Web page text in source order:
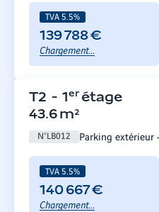
TVA 5.5%
139 788 €
Chargement...
T2 - 1er étage
43.6 m²
N°LB012 Parking extérieur
TVA 5.5%
140 667 €
Chargement...